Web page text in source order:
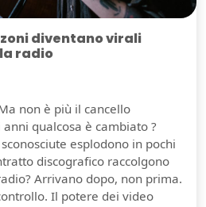
diventano virali
radio
non è più il cancello
qualcosa è cambiato ?
esplodono in pochi
discografico raccolgono
Arrivano dopo, non prima.
Il potere dei video